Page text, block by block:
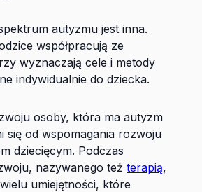
autyzmu jest inna.
współpracują ze
wyznaczają cele i metody
indywidualnie do dziecka.
osoby, która ma autyzm
się od wspomagania rozwoju
dziecięcym. Podczas
nazywanego też terapią,
umiejętności, które